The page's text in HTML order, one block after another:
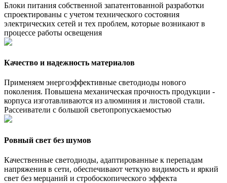
Блоки питания собственной запатентованной разработки
спроектированы с учетом технического состояния
электрических сетей и тех проблем, которые возникают в
процессе работы освещения
Качество и надежность материалов
Применяем энергоэффективные светодиоды нового
поколения. Повышена механическая прочность продукции -
корпуса изготавливаются из алюминия и листовой стали.
Рассеиватели с большой светопропускаемостью
Ровный свет без шумов
Качественные светодиоды, адаптированные к перепадам
напряжения в сети, обеспечивают четкую видимость и яркий
свет без мерцаний и стробоскопического эффекта